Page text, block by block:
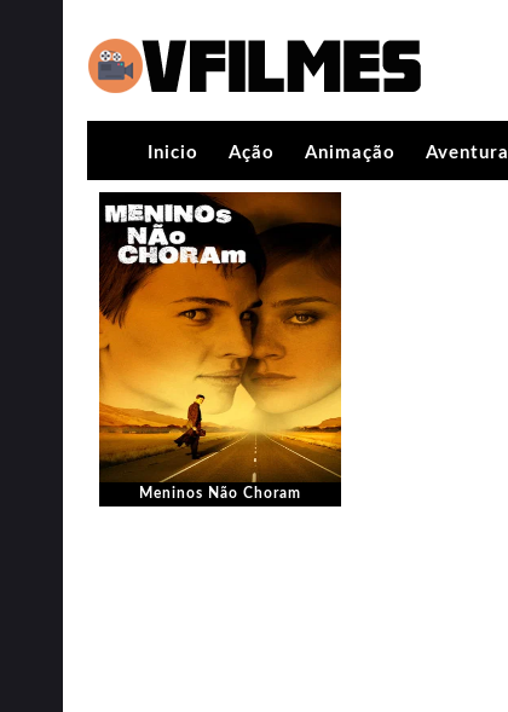
Inicio Ação Animação Aventura
Meninos Não Choram